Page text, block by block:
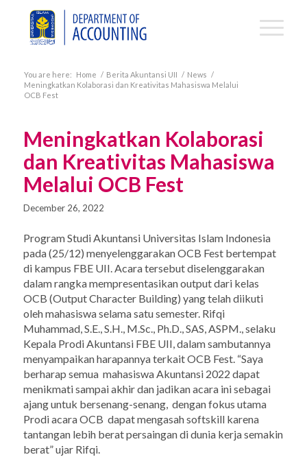
You are here: Home / Berita Akuntansi UII / News /
Meningkatkan Kolaborasi dan Kreativitas Mahasiswa Melalui
OCB Fest
Meningkatkan Kolaborasi
dan Kreativitas Mahasiswa
Melalui OCB Fest
December 26, 2022
Program Studi Akuntansi Universitas Islam Indonesia
pada (25/12) menyelenggarakan OCB Fest bertempat
di kampus FBE UII. Acara tersebut diselenggarakan
dalam rangka mempresentasikan output dari kelas
OCB (Output Character Building) yang telah diikuti
oleh mahasiswa selama satu semester. Rifqi
Muhammad, S.E., S.H., M.Sc., Ph.D., SAS, ASPM., selaku
Kepala Prodi Akuntansi FBE UII, dalam sambutannya
menyampaikan harapannya terkait OCB Fest. “Saya
berharap semua mahasiswa Akuntansi 2022 dapat
menikmati sampai akhir dan jadikan acara ini sebagai
ajang untuk bersenang-senang, dengan fokus utama
Prodi acara OCB dapat mengasah softskill karena
tantangan lebih berat persaingan di dunia kerja semakin
berat” ujar Rifqi.